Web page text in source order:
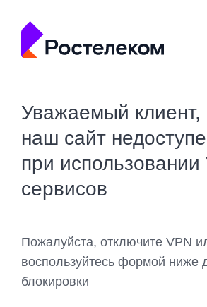
Уважаемый клиент,
наш сайт
при использовании
сервисов
Пожалуйста, отключите VPN
воспользуйтесь формой ниже
блокировки